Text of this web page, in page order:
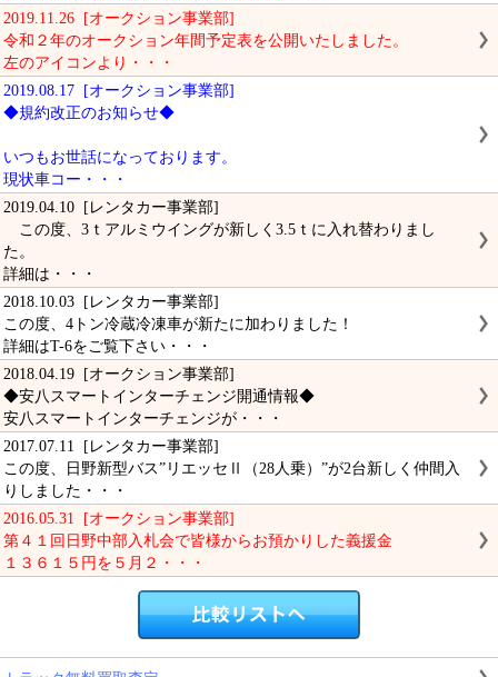
2019.11.26 [オークション事業部]
令和２年のオークション年間予定表を公開いたしました。
左のアイコンより・・・
2019.08.17 [オークション事業部]
◆規約改正のお知らせ◆
いつもお世話になっております。
現状車コー・・・
2019.04.10 [レンタカー事業部]
この度、3ｔアルミウイングが新しく3.5ｔに入れ替わりまし
た。
詳細は・・・
2018.10.03 [レンタカー事業部]
この度、4トン冷蔵冷凍車が新たに加わりました！
詳細はT-6をご覧下さい・・・
2018.04.19 [オークション事業部]
◆安八スマートインターチェンジ開通情報◆
安八スマートインターチェンジが・・・
2017.07.11 [レンタカー事業部]
この度、日野新型バス”リエッセⅡ（28人乗）”が2台新しく仲間入
りしました・・・
2016.05.31 [オークション事業部]
第４１回日野中部入札会で皆様からお預かりした義援金
１３６１５円を５月２・・・